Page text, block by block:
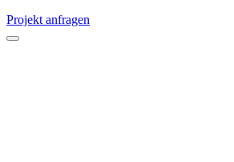
Projekt anfragen
open